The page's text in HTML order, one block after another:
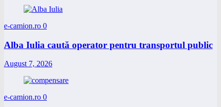
e-camion.ro 0
Alba Iulia caută operator pentru transportul public
August 7, 2026
e-camion.ro 0